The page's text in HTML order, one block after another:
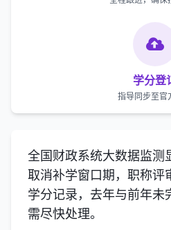
学分登
指导同步至官
全国财政系统大数据监测
取消补学窗口期，职称评
学分记录，去年与前年未
需尽快处理。